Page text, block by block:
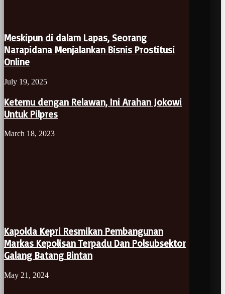
Meskipun di dalam Lapas, Seorang
Narapidana Menjalankan Bisnis Prostitusi
Online
July 19, 2025
Ketemu dengan Relawan, Ini Arahan Jokowi
Untuk Pilpres
March 18, 2023
Kapolda Kepri Resmikan Pembangunan
Markas Kepolisan Terpadu Dan Polsubsektor
Galang Batang Bintan
May 21, 2024